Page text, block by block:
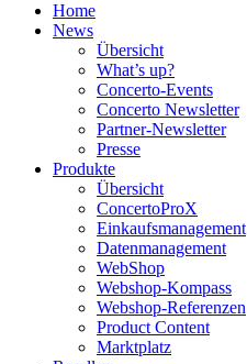
Home
News
Übersicht
What’s up?
Concerto-Events
Concerto Newsletter
Partner-Newsletter
Presse
Produkte
Übersicht
ConcertoProX
Einkaufsmanagement
Datenmanagement
WebShop
Webshop-Kompass
Webshop-Referenzen
Product Content
Marktplatz